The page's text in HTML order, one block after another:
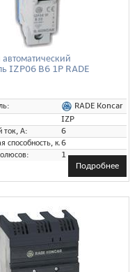
IZP06 B6 1P RADE
RADE Koncar
IZP
ток, А:
6
способность, кА:
6
1
Подробнее